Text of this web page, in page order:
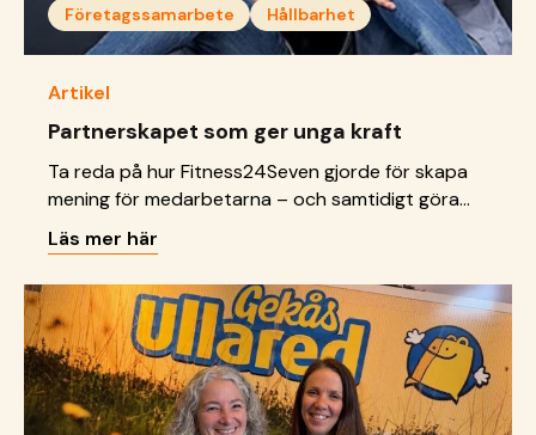
Företagssamarbete Hållbarhet
Artikel
Partnerskapet som ger unga kraft
Ta reda på hur Fitness24Seven gjorde för skapa
mening för medarbetarna – och samtidigt göra
skillnad för unga.
Läs mer här